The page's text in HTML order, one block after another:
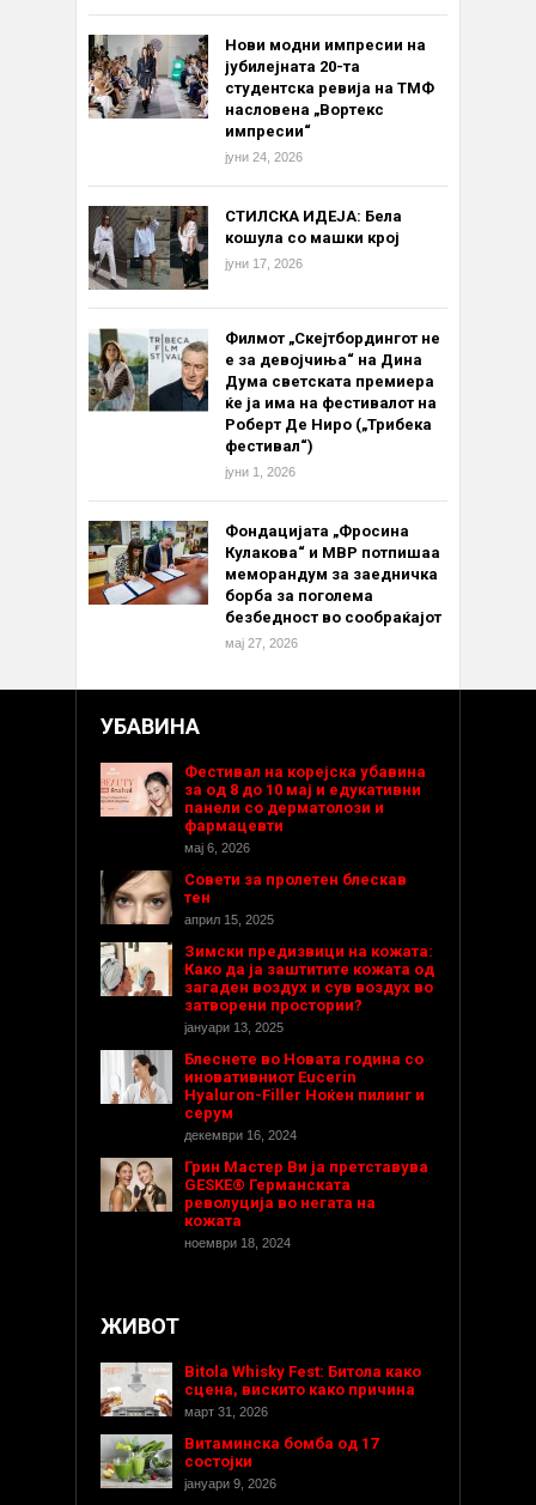
Нови модни импресии на
јубилејната 20-та
студентска ревија на ТМФ
насловена „Вортекс
импресии“
јуни 24, 2026
СТИЛСКА ИДЕЈА: Бела
кошула со машки крој
јуни 17, 2026
Филмот „Скејтбордингот не
е за девојчиња“ на Дина
Дума светската премиера
ќе ја има на фестивалот на
Роберт Де Ниро („Трибека
фестивал“)
јуни 1, 2026
Фондацијата „Фросина
Кулакова“ и МВР потпишаа
меморандум за заедничка
борба за поголема
безбедност во сообраќајот
мај 27, 2026
УБАВИНА
Фестивал на корејска убавина
за од 8 до 10 мај и едукативни
панели со дерматолози и
фармацевти
мај 6, 2026
Совети за пролетен блескав
тен
април 15, 2025
Зимски предизвици на кожата:
Како да ја заштитите кожата од
загаден воздух и сув воздух во
затворени простории?
јануари 13, 2025
Блеснете во Новата година со
иновативниот Eucerin
Hyaluron-Filler Ноќен пилинг и
серум
декември 16, 2024
Грин Мастер Ви ја претставува
GESKE® Германската
револуција во негата на
кожата
ноември 18, 2024
ЖИВОТ
Bitola Whisky Fest: Битола како
сцена, вискито како причина
март 31, 2026
Витаминска бомба од 17
состојки
јануари 9, 2026